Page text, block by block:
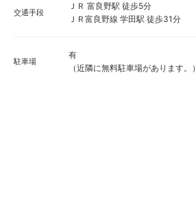
交通手段
ＪＲ 富良野駅 徒歩5分
ＪＲ富良野線 学田駅 徒歩31分
駐車場
有
（近隣に無料駐車場があります。）